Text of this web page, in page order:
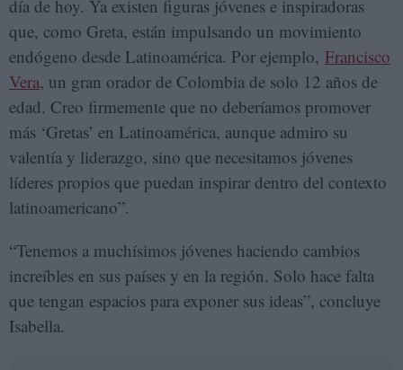
día de hoy. Ya existen figuras jóvenes e inspiradoras
que, como Greta, están impulsando un movimiento
endógeno desde Latinoamérica. Por ejemplo, Francisco
Vera, un gran orador de Colombia de solo 12 años de
edad. Creo firmemente que no deberíamos promover
más ‘Gretas’ en Latinoamérica, aunque admiro su
valentía y liderazgo, sino que necesitamos jóvenes
líderes propios que puedan inspirar dentro del contexto
latinoamericano”.
“Tenemos a muchísimos jóvenes haciendo cambios
increíbles en sus países y en la región. Solo hace falta
que tengan espacios para exponer sus ideas”, concluye
Isabella.